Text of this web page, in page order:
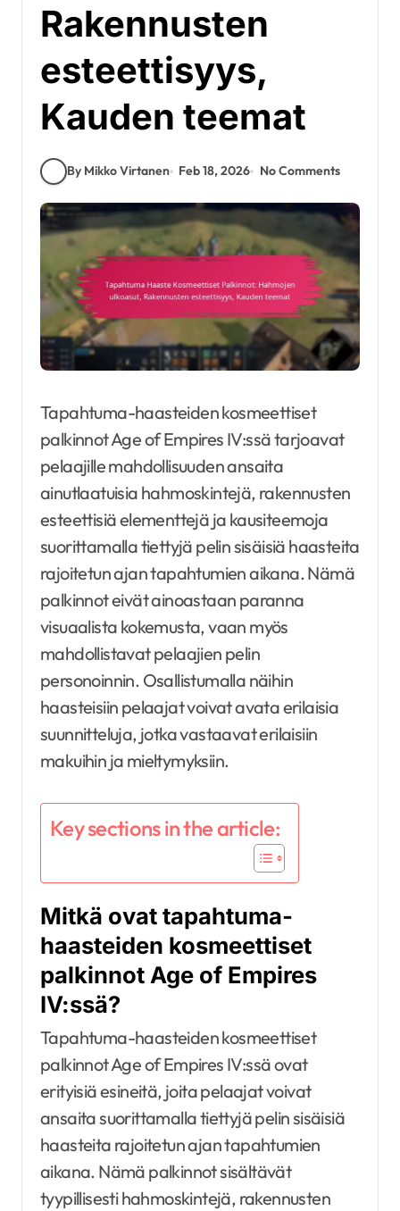
Rakennusten
esteettisyys,
Kauden teemat
By Mikko Virtanen Feb 18, 2026 No Comments
Tapahtuma-haasteiden kosmeettiset
palkinnot Age of Empires IV:ssä tarjoavat
pelaajille mahdollisuuden ansaita
ainutlaatuisia hahmoskintejä, rakennusten
esteettisiä elementtejä ja kausiteemoja
suorittamalla tiettyjä pelin sisäisiä haasteita
rajoitetun ajan tapahtumien aikana. Nämä
palkinnot eivät ainoastaan paranna
visuaalista kokemusta, vaan myös
mahdollistavat pelaajien pelin
personoinnin. Osallistumalla näihin
haasteisiin pelaajat voivat avata erilaisia
suunnitteluja, jotka vastaavat erilaisiin
makuihin ja mieltymyksiin.
Key sections in the article:
Mitkä ovat tapahtuma-
haasteiden kosmeettiset
palkinnot Age of Empires
IV:ssä?
Tapahtuma-haasteiden kosmeettiset
palkinnot Age of Empires IV:ssä ovat
erityisiä esineitä, joita pelaajat voivat
ansaita suorittamalla tiettyjä pelin sisäisiä
haasteita rajoitetun ajan tapahtumien
aikana. Nämä palkinnot sisältävät
tyypillisesti hahmoskintejä, rakennusten